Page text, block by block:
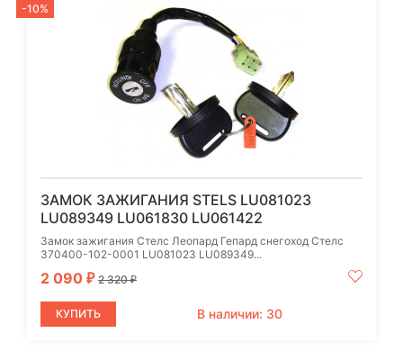
-10%
ЗАМОК ЗАЖИГАНИЯ STELS LU081023
LU089349 LU061830 LU061422
Замок зажигания Стелс Леопард Гепард снегоход Стелс
370400-102-0001 LU081023 LU089349...
2 090 ₽ 2 320₽
КУПИТЬ В наличии: 30